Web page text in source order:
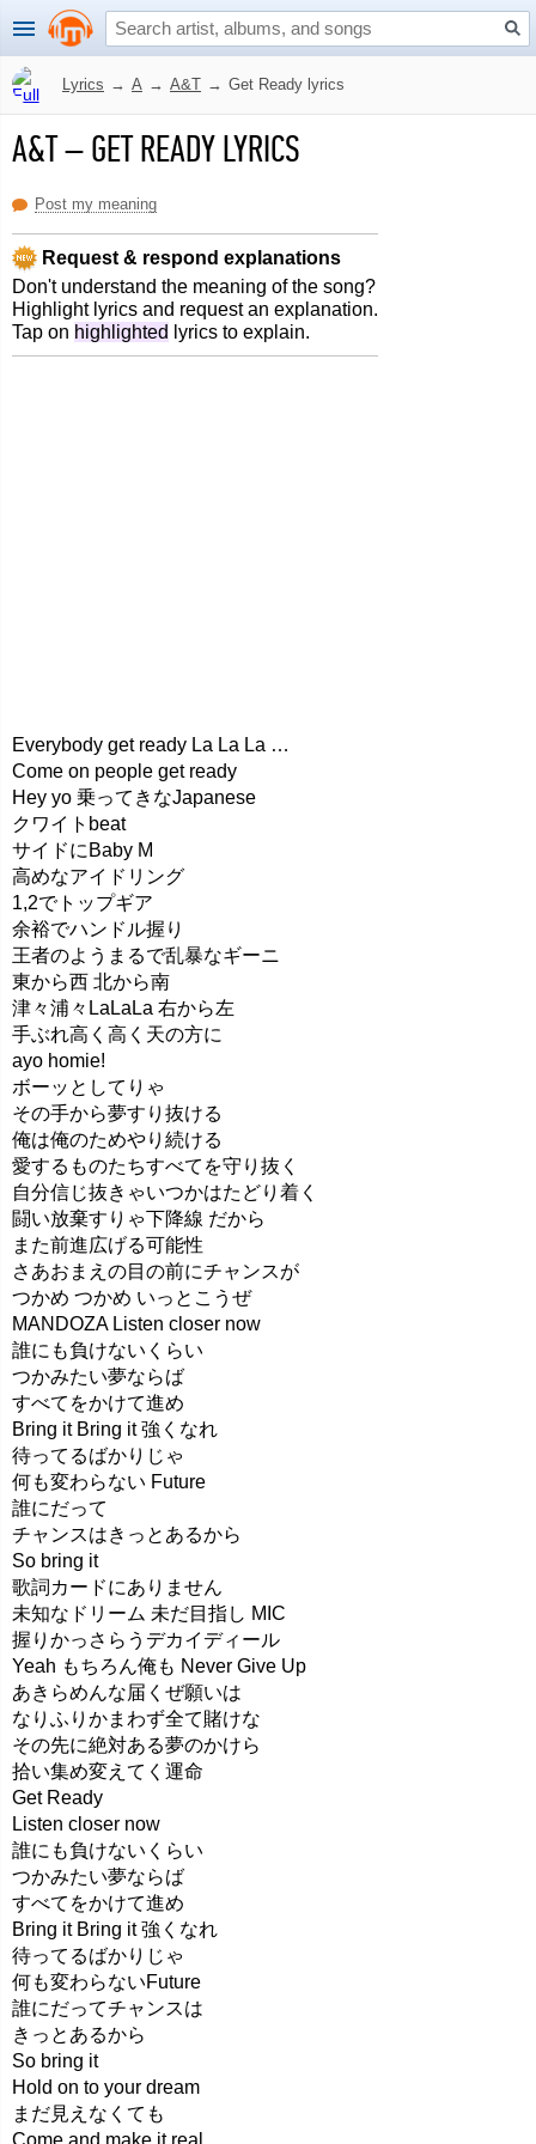
Lyrics → A → A&T → Get Ready lyrics
A&T–GET READY LYRICS
Post my meaning
Request & respond explanations
Don't understand the meaning of the song?
Highlight lyrics and request an explanation.
Tap on highlighted lyrics to explain.
Everybody get ready La La La …
Come on people get ready
Hey yo 乗ってきなJapanese
クワイトbeat
サイドにBaby M
高めなアイドリング
1,2でトップギア
余裕でハンドル握り
王者のようまるで乱暴なギーニ
東から西 北から南
津々浦々LaLaLa 右から左
手ぶれ高く高く天の方に
ayo homie!
ボーッとしてりゃ
その手から夢すり抜ける
俺は俺のためやり続ける
愛するものたちすべてを守り抜く
自分信じ抜きゃいつかはたどり着く
闘い放棄すりゃ下降線 だから
また前進広げる可能性
さあおまえの目の前にチャンスが
つかめ つかめ いっとこうぜ
MANDOZA Listen closer now
誰にも負けないくらい
つかみたい夢ならば
すべてをかけて進め
Bring it Bring it 強くなれ
待ってるばかりじゃ
何も変わらない Future
誰にだって
チャンスはきっとあるから
So bring it
歌詞カードにありません
未知なドリーム 未だ目指し MIC
握りかっさらうデカイディール
Yeah もちろん俺も Never Give Up
あきらめんな届くぜ願いは
なりふりかまわず全て賭けな
その先に絶対ある夢のかけら
拾い集め変えてく運命
Get Ready
Listen closer now
誰にも負けないくらい
つかみたい夢ならば
すべてをかけて進め
Bring it Bring it 強くなれ
待ってるばかりじゃ
何も変わらないFuture
誰にだってチャンスは
きっとあるから
So bring it
Hold on to your dream
まだ見えなくても
Come and make it real